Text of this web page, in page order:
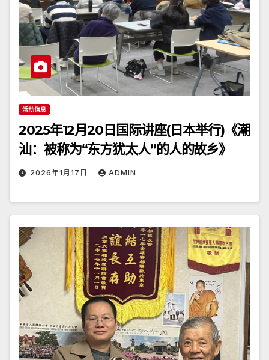
活动信息
2025年12月20日国际讲座(日本举行)《潮
汕：被称为“东方犹太人”的人的故乡》
2026年1月17日 ADMIN